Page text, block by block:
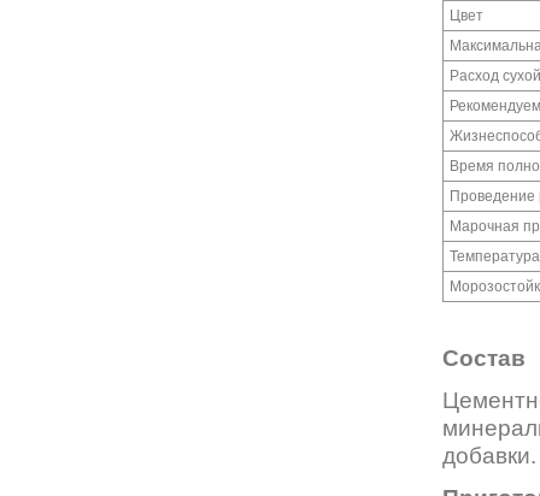
Цвет
Расход
Время
Проведение
Марочная
Состав
добавки.